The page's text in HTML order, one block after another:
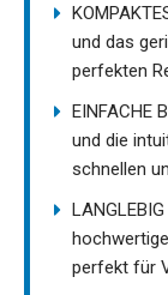
und das
perfekten
EINFACHE
und die
schnellen
perfekt für